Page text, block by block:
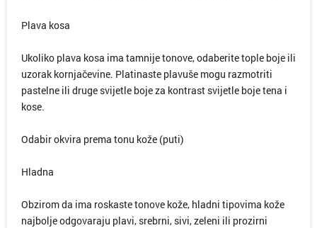
Plava kosa
Ukoliko plava kosa ima tamnije tonove, odaberite tople boje ili
uzorak kornjačevine. Platinaste plavuše mogu razmotriti
pastelne ili druge svijetle boje za kontrast svijetle boje tena i
kose.
Odabir okvira prema tonu kože (puti)
Hladna
Obzirom da ima roskaste tonove kože, hladni tipovima kože
najbolje odgovaraju plavi, srebrni, sivi, zeleni ili prozirni